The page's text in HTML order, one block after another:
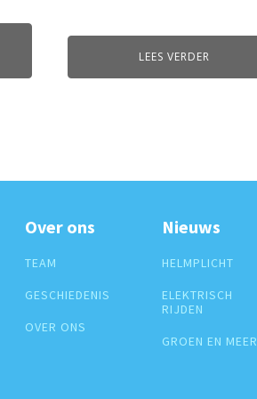
LEES VERDER
Over ons
TEAM
GESCHIEDENIS
OVER ONS
Nieuws
HELMPLICHT
ELEKTRISCH
RIJDEN
GROEN EN MEER